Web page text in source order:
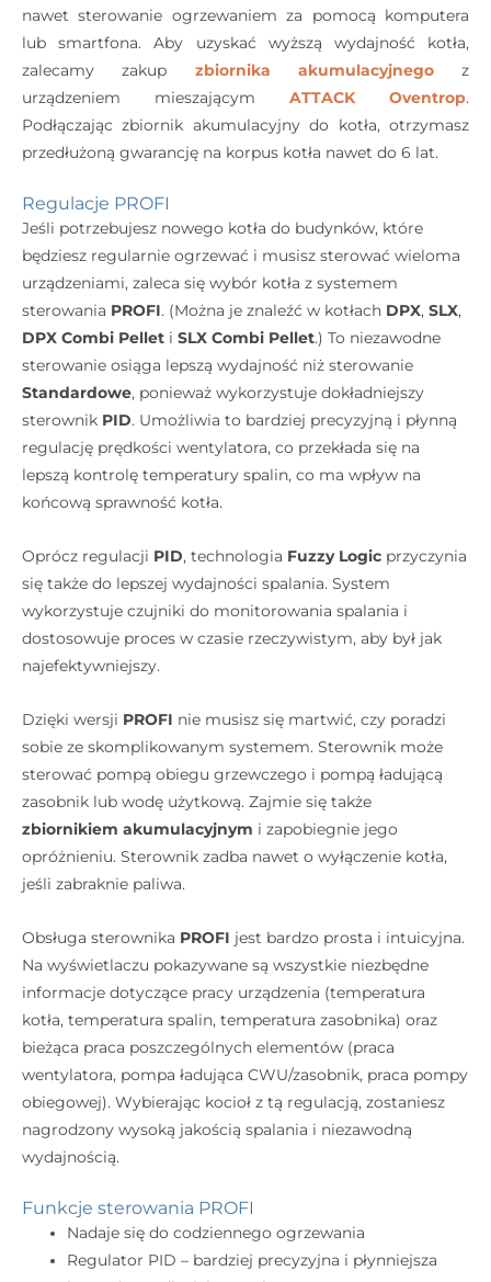
nawet sterowanie ogrzewaniem za pomocą komputera
lub smartfona. Aby uzyskać wyższą wydajność kotła,
zalecamy zakup zbiornika akumulacyjnegoz
urządzeniem mieszającym ATTACK Oventrop.
Podłączając zbiornik akumulacyjny do kotła, otrzymasz
przedłużoną gwarancję na korpus kotła nawet do 6 lat.
Regulacje PROFI
Jeśli potrzebujesz nowego kotła do budynków, które
będziesz regularnie ogrzewać i musisz sterować wieloma
urządzeniami, zaleca się wybór kotła z systemem
sterowania PROFI. (Można je znaleźć w kotłach DPX, SLX,
DPX Combi Pellet i SLX Combi Pellet.) To niezawodne
sterowanie osiąga lepszą wydajność niż sterowanie
Standardowe, ponieważ wykorzystuje dokładniejszy
sterownik PID. Umożliwia to bardziej precyzyjną i płynną
regulację prędkości wentylatora, co przekłada się na
lepszą kontrolę temperatury spalin, co ma wpływ na
końcową sprawność kotła.
Oprócz regulacji PID, technologia Fuzzy Logic przyczynia
się także do lepszej wydajności spalania. System
wykorzystuje czujniki do monitorowania spalania i
dostosowuje proces w czasie rzeczywistym, aby był jak
najefektywniejszy.
Dzięki wersji PROFI nie musisz się martwić, czy poradzi
sobie ze skomplikowanym systemem. Sterownik może
sterować pompą obiegu grzewczego i pompą ładującą
zasobnik lub wodę użytkową. Zajmie się także
zbiornikiem akumulacyjnym i zapobiegnie jego
opróżnieniu. Sterownik zadba nawet o wyłączenie kotła,
jeśli zabraknie paliwa.
Obsługa sterownika PROFI jest bardzo prosta i intuicyjna.
Na wyświetlaczu pokazywane są wszystkie niezbędne
informacje dotyczące pracy urządzenia (temperatura
kotła, temperatura spalin, temperatura zasobnika) oraz
bieżąca praca poszczególnych elementów (praca
wentylatora, pompa ładująca CWU/zasobnik, praca pompy
obiegowej). Wybierając kocioł z tą regulacją, zostaniesz
nagrodzony wysoką jakością spalania i niezawodną
wydajnością.
Funkcje sterowania PROFI
Nadaje się do codziennego ogrzewania
Regulator PID – bardziej precyzyjna i płynniejsza